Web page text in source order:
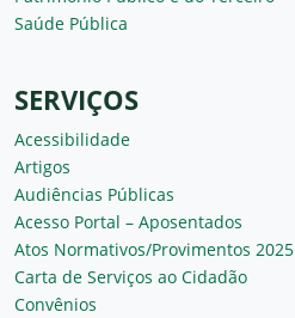
Saúde Pública
SERVIÇOS
Acessibilidade
Artigos
Audiências Públicas
Acesso Portal – Aposentados
Atos Normativos/Provimentos 2025
Carta de Serviços ao Cidadão
Convênios